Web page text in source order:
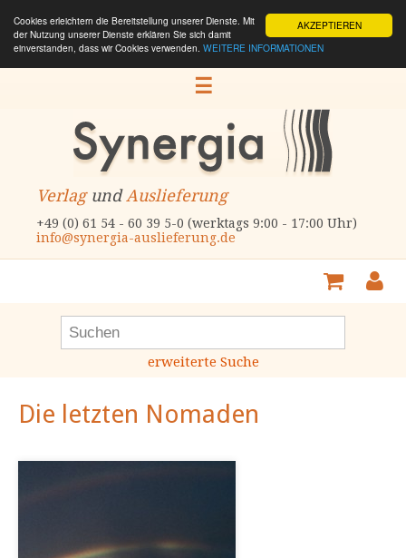
AKZEPTIEREN
Cookies erleichtern die Bereitstellung unserer Dienste. Mit
der Nutzung unserer Dienste erklären Sie sich damit
einverstanden, dass wir Cookies verwenden. WEITERE INFORMATIONEN
☰
VerlagundAuslieferung
+49 (0) 61 54 - 60 39 5-0 (werktags 9:00 - 17:00 Uhr)
info@synergia-auslieferung.de
erweiterte Suche
Die letzten Nomaden